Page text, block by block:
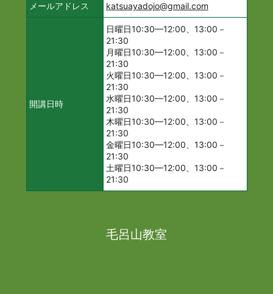
メールアドレス katsuayadojo@gmail.com
開講日時
日曜日10:30—12:00、13:00－
21:30
月曜日10:30—12:00、13:00－
21:30
火曜日10:30—12:00、13:00－
21:30
水曜日10:30—12:00、13:00－
21:30
木曜日10:30—12:00、13:00－
21:30
金曜日10:30—12:00、13:00－
21:30
土曜日10:30—12:00、13:00－
21:30
毛呂山教室